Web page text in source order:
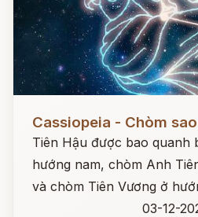
Cassiopeia - Chòm
Tiên Hậu được bao quanh
hướng nam, chòm Anh
và chòm Tiên Vương ở
03-12-